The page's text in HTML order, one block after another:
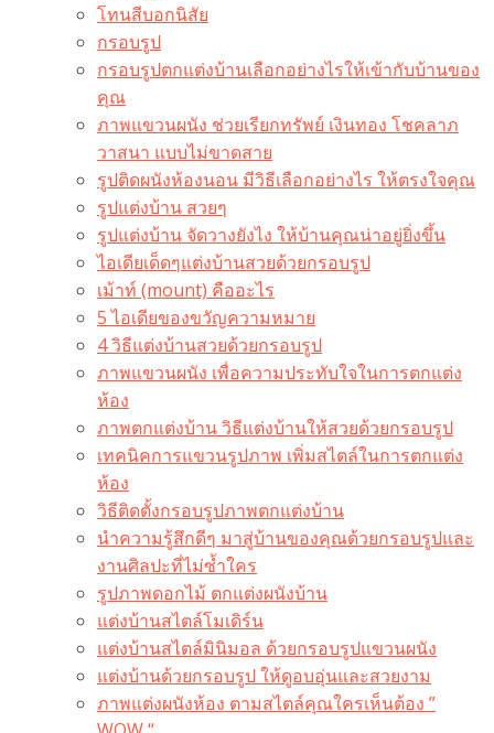
โทนสีบอกนิสัย
กรอบรูป
กรอบรูปตกแต่งบ้านเลือกอย่างไรให้เข้ากับบ้านของ
คุณ
ภาพแขวนผนัง ช่วยเรียกทรัพย์ เงินทอง โชคลาภ
วาสนา แบบไม่ขาดสาย
รูปติดผนังห้องนอน มีวิธีเลือกอย่างไร ให้ตรงใจคุณ
รูปแต่งบ้าน สวยๆ
รูปแต่งบ้าน จัดวางยังไง ให้บ้านคุณน่าอยู่ยิ่งขึ้น
ไอเดียเด็ดๆแต่งบ้านสวยด้วยกรอบรูป
เม้าท์ (mount) คืออะไร​
5 ไอเดียของขวัญความหมาย
4 วิธีแต่งบ้านสวยด้วยกรอบรูป
ภาพแขวนผนัง เพื่อความประทับใจในการตกแต่ง
ห้อง
ภาพตกแต่งบ้าน วิธีแต่งบ้านให้สวยด้วยกรอบรูป
เทคนิคการแขวนรูปภาพ เพิ่มสไตล์ในการตกแต่ง
ห้อง
วิธีติดตั้งกรอบรูปภาพตกแต่งบ้าน
นำความรู้สึกดีๆ มาสู่บ้านของคุณด้วยกรอบรูปและ
งานศิลปะที่ไม่ซ้ำใคร
รูปภาพดอกไม้ ตกแต่งผนังบ้าน
แต่งบ้านสไตล์โมเดิร์น
แต่งบ้านสไตล์มินิมอล ด้วยกรอบรูปแขวนผนัง
แต่งบ้านด้วยกรอบรูป ให้ดูอบอุ่นและสวยงาม
ภาพแต่งผนังห้อง ตามสไตล์คุณใครเห็นต้อง ”